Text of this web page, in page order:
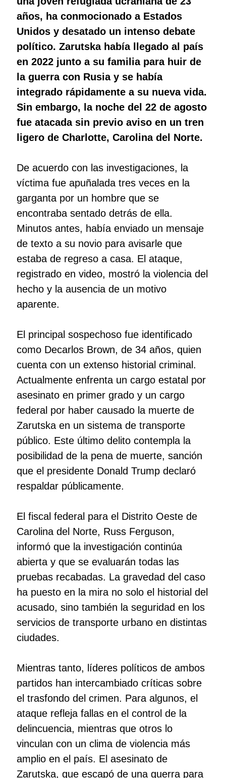
años, ha conmocionado a Estados
Unidos y desatado un intenso debate
político. Zarutska había llegado al país
en 2022 junto a su familia para huir de
la guerra con Rusia y se había
integrado rápidamente a su nueva vida.
Sin embargo, la noche del 22 de agosto
fue atacada sin previo aviso en un tren
ligero de Charlotte, Carolina del Norte.
De acuerdo con las investigaciones, la
víctima fue apuñalada tres veces en la
garganta por un hombre que se
encontraba sentado detrás de ella.
Minutos antes, había enviado un mensaje
de texto a su novio para avisarle que
estaba de regreso a casa. El ataque,
registrado en video, mostró la violencia del
hecho y la ausencia de un motivo
aparente.
El principal sospechoso fue identificado
como Decarlos Brown, de 34 años, quien
cuenta con un extenso historial criminal.
Actualmente enfrenta un cargo estatal por
asesinato en primer grado y un cargo
federal por haber causado la muerte de
Zarutska en un sistema de transporte
público. Este último delito contempla la
posibilidad de la pena de muerte, sanción
que el presidente Donald Trump declaró
respaldar públicamente.
El fiscal federal para el Distrito Oeste de
Carolina del Norte, Russ Ferguson,
informó que la investigación continúa
abierta y que se evaluarán todas las
pruebas recabadas. La gravedad del caso
ha puesto en la mira no solo el historial del
acusado, sino también la seguridad en los
servicios de transporte urbano en distintas
ciudades.
Mientras tanto, líderes políticos de ambos
partidos han intercambiado críticas sobre
el trasfondo del crimen. Para algunos, el
ataque refleja fallas en el control de la
delincuencia, mientras que otros lo
vinculan con un clima de violencia más
amplio en el país. El asesinato de
Zarutska, que escapó de una guerra para